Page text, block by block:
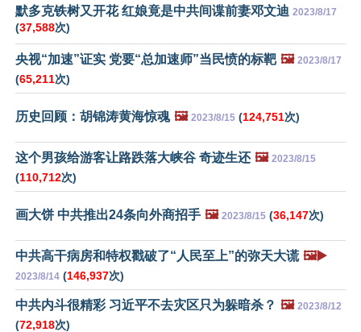
默多克铁树又开花 红娘竟是中共间谍前妻邓文迪 2023/8/17
(37,588次)
央视“加速”证实 党要“总加速师”当民愤的标靶 🖼️ 2023/8/17
(65,211次)
历史回顾：胡锦涛黄海惊魂 🖼️ 2023/8/15 (124,751次)
这个男孩给游客让路跌落大峡谷 奇迹生还 🖼️ 2023/8/15
(110,712次)
画大饼 中共推出24条向外商招手 🖼️ 2023/8/15 (36,147次)
中共高干病房和特权戳破了“人民至上”的弥天大谎 🖼️▶️
2023/8/14 (146,937次)
中共内斗很精彩 习近平不去灾区只为躲暗杀？ 🖼️ 2023/8/12
(72,918次)